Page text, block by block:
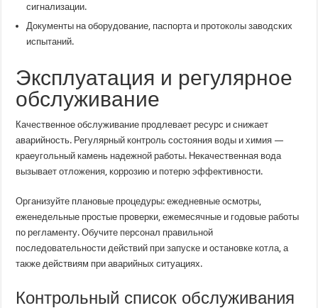
сигнализации.
Документы на оборудование, паспорта и протоколы заводских
испытаний.
Эксплуатация и регулярное
обслуживание
Качественное обслуживание продлевает ресурс и снижает
аварийность. Регулярный контроль состояния воды и химия —
краеугольный камень надежной работы. Некачественная вода
вызывает отложения, коррозию и потерю эффективности.
Организуйте плановые процедуры: ежедневные осмотры,
еженедельные простые проверки, ежемесячные и годовые работы
по регламенту. Обучите персонал правильной
последовательности действий при запуске и остановке котла, а
также действиям при аварийных ситуациях.
Контрольный список обслуживания